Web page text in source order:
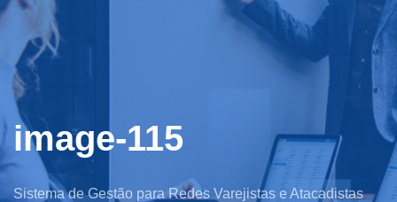
content
image-115
Sistema de Gestão para Redes Varejistas e Atacadistas